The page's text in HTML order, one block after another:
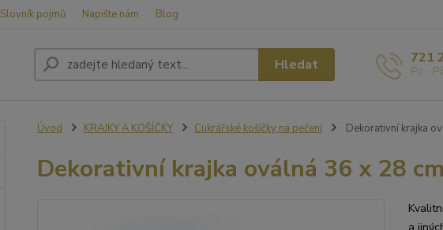
Slovník pojmů Napište nám Blog
Hledat 721
Po -
Úvod KRAJKY A KOŠÍČKY Cukrářské košíčky na pečení Dekorativní krajka
Dekorativní krajka oválná 36 x 28